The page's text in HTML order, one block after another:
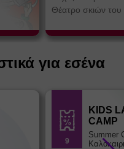
Θέατρο σκιών
για εσένα
9
KIDS
CAMP
Summer